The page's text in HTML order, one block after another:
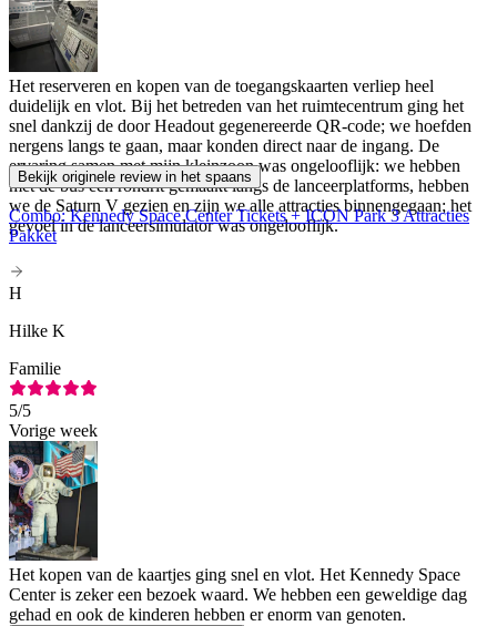
Het reserveren en kopen van de toegangskaarten verliep heel
duidelijk en vlot. Bij het betreden van het ruimtecentrum ging het
snel dankzij de door Headout gegenereerde QR-code; we hoefden
nergens langs te gaan, maar konden direct naar de ingang. De
ervaring samen met mijn kleinzoon was ongelooflijk: we hebben
met de bus een rondrit gemaakt langs de lanceerplatforms, hebben
we de Saturn V gezien en zijn we alle attracties binnengegaan; het
gevoel in de lanceersimulator was ongelooflijk.
Bekijk originele review in het spaans
Combo: Kennedy Space Center Tickets + ICON Park 3 Attracties
Pakket
H
Hilke K
Familie
5/5
Vorige week
Het kopen van de kaartjes ging snel en vlot. Het Kennedy Space
Center is zeker een bezoek waard. We hebben een geweldige dag
gehad en ook de kinderen hebben er enorm van genoten.